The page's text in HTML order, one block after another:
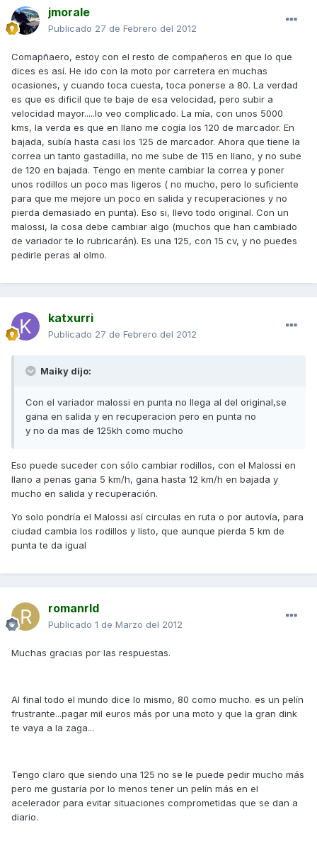
jmorale
Publicado 27 de Febrero del 2012
Comapñaero, estoy con el resto de compañeros en que lo que
dices es así. He ido con la moto por carretera en muchas
ocasiones, y cuando toca cuesta, toca ponerse a 80. La verdad
es que es dificil que te baje de esa velocidad, pero subir a
velocidad mayor.....lo veo complicado. La mía, con unos 5000
kms, la verda es que en llano me cogía los 120 de marcador. En
bajada, subía hasta casi los 125 de marcador. Ahora que tiene la
correa un tanto gastadilla, no me sube de 115 en llano, y no sube
de 120 en bajada. Tengo en mente cambiar la correa y poner
unos rodillos un poco mas ligeros ( no mucho, pero lo suficiente
para que me mejore un poco en salida y recuperaciones y no
pierda demasiado en punta). Eso si, llevo todo original. Con un
malossi, la cosa debe cambiar algo (muchos que han cambiado
de variador te lo rubricarán). Es una 125, con 15 cv, y no puedes
pedirle peras al olmo.
katxurri
Publicado 27 de Febrero del 2012
Maiky dijo:
Con el variador malossi en punta no llega al del original,se
gana en salida y en recuperacion pero en punta no
y no da mas de 125kh como mucho
Eso puede suceder con sólo cambiar rodillos, con el Malossi en
llano a penas gana 5 km/h, gana hasta 12 km/h en bajada y
mucho en salida y recuperación.
Yo solo pondría el Malossi así circulas en ruta o por autovía, para
ciudad cambia los rodillos y listo, que aunque pierda 5 km de
punta te da igual
romanrld
Publicado 1 de Marzo del 2012
Muchas gracias por las respuestas.
Al final todo el mundo dice lo mismo, 80 como mucho. es un pelín
frustrante...pagar mil euros más por una moto y que la gran dink
te vaya a la zaga...
Tengo claro que siendo una 125 no se le puede pedir mucho más
pero me gustaría por lo menos tener un pelín más en el
acelerador para evitar situaciones comprometidas que se dan a
diario.